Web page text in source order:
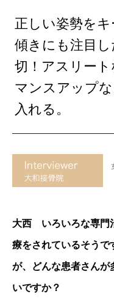
正しい姿勢を
傾きにも注目
切！アスリー
マンスアップ
入れる。
大西 いろいろな専門
療をされているそうで
が、どんな患者さんが
いですか？